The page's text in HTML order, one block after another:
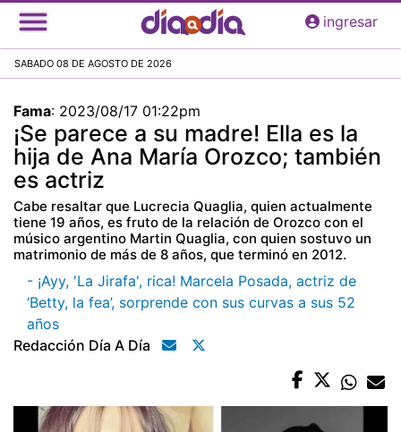
Pasar
al
principal
ingresar
SABADO 08 DE AGOSTO DE 2026
Fama: 2023/08/17 01:22pm
¡Se parece a su madre! Ella es la
hija de Ana María Orozco; también
es actriz
Cabe resaltar que Lucrecia Quaglia, quien actualmente
tiene 19 años, es fruto de la relación de Orozco con el
músico argentino Martin Quaglia, con quien sostuvo un
matrimonio de más de 8 años, que terminó en 2012.
- ¡Ayy, 'La Jirafa', rica! Marcela Posada, actriz de
‘Betty, la fea’, sorprende con sus curvas a sus 52
años
Redacción Día A Día